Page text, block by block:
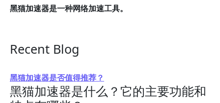
黑猫加速器是一种网络加速工具。
Recent Blog
黑猫加速器是否值得推荐？
黑猫加速器是什么？它的主要功能和